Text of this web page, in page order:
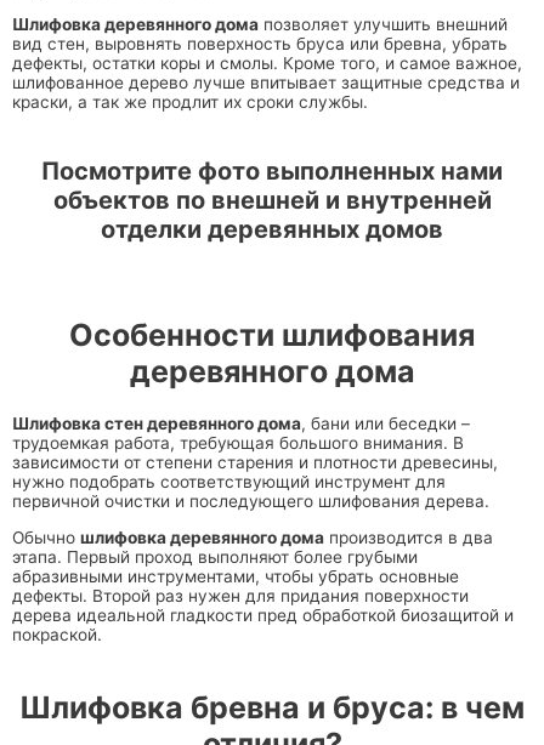
Шлифовка деревянного дома позволяет улучшить внешний
вид стен, выровнять поверхность бруса или бревна, убрать
дефекты, остатки коры и смолы. Кроме того, и самое важное,
шлифованное дерево лучше впитывает защитные средства и
краски, а так же продлит их сроки службы.
Посмотрите фото выполненных нами
объектов по внешней и внутренней
отделки деревянных домов
Особенности шлифования
деревянного дома
Шлифовка стен деревянного дома, бани или беседки –
трудоемкая работа, требующая большого внимания. В
зависимости от степени старения и плотности древесины,
нужно подобрать соответствующий инструмент для
первичной очистки и последующего шлифования дерева.
Обычно шлифовка деревянного дома производится в два
этапа. Первый проход выполняют более грубыми
абразивными инструментами, чтобы убрать основные
дефекты. Второй раз нужен для придания поверхности
дерева идеальной гладкости пред обработкой биозащитой и
покраской.
Шлифовка бревна и бруса: в чем